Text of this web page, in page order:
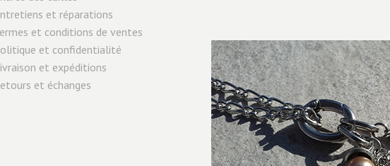
et réparations
et conditions de ventes
et confidentialité
et expéditions
et échanges